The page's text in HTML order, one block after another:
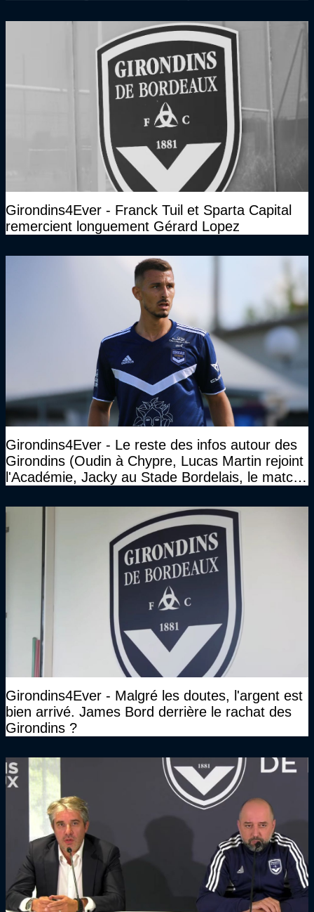
Girondins4Ever - Franck Tuil et Sparta Capital
remercient longuement Gérard Lopez
Girondins4Ever - Le reste des infos autour des
Girondins (Oudin à Chypre, Lucas Martin rejoint
l'Académie, Jacky au Stade Bordelais, le match
Girondins4Ever - Malgré les doutes, l'argent est
bien arrivé. James Bord derrière le rachat des
Girondins ?